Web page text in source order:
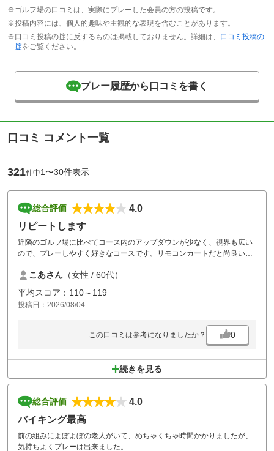
※ゴルフ場の口コミは、実際にプレーした会員の方の投稿です。
※投稿内容には、個人的趣味や主観的な表現を含むことがあります。
※口コミ投稿の掟に反するものは掲載しておりません。詳細は、 口コミ投稿の
掟をご覧ください。
プレー履歴から口コミを書く
口コミ コメント一覧
321件中1〜30件表示
総合評価
4.0
リピートします
近隣のゴルフ場に比べてコース内のアップダウンが少なく、視界も広い
ので、プレーしやすく好きなコースです。リモコンカートだと尚良い。
プレー中の芝刈り機音が気になった。近くでプレーしている時は止めて
欲しい。
グリーンのボールマークが多い。プレーヤーのマナー向上に期待。
こあさん （女性 / 60代）
平均スコア：110～119
投稿日：2026/08/04
この口コミは参考になりましたか？ 0
続きを見る
総合評価
4.0
バイキング最高
前の組みによぼよぼの老人がいて、めちゃくちゃ時間かかりましたが、
気持ちよくプレーは出来ました。